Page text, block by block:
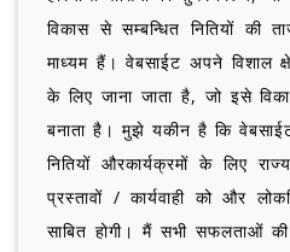
विकास से सम्बन्धित नितियों की
माध्यम हैं। वेबसाईट अपने विशाल
के लिए जाना जाता है, जो इसे
बनाता है। मुझे यकीन है कि
नितियों औरकार्यक्रमों के लिए
प्रस्तावों / कार्यवाही को और
साबित होगी। मैं सभी सफलताओं की